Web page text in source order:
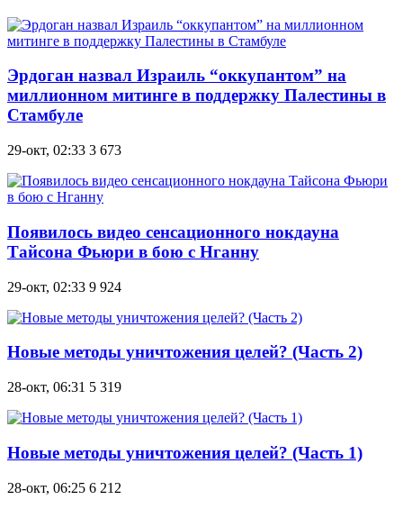
Эрдоган назвал Израиль “оккупантом” на
миллионном митинге в поддержку Палестины в
Стамбуле
29-окт, 02:33 3 673
Появилось видео сенсационного нокдауна
Тайсона Фьюри в бою с Нганну
29-окт, 02:33 9 924
Новые методы уничтожения целей? (Часть 2)
28-окт, 06:31 5 319
Новые методы уничтожения целей? (Часть 1)
28-окт, 06:25 6 212